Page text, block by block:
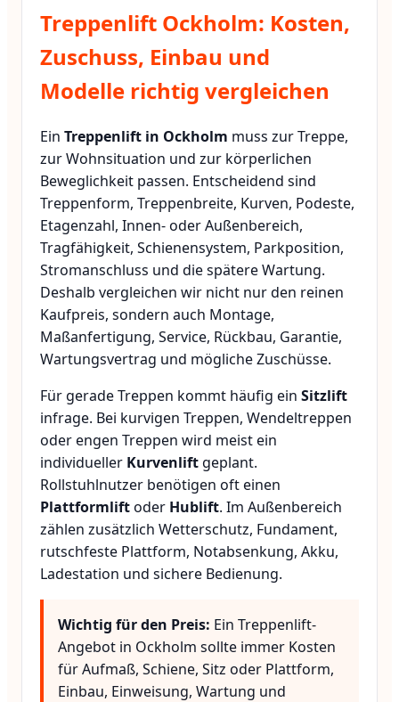
Treppenlift Ockholm: Kosten,
Zuschuss, Einbau und
Modelle richtig vergleichen
Ein Treppenlift in Ockholm muss zur Treppe,
zur Wohnsituation und zur körperlichen
Beweglichkeit passen. Entscheidend sind
Treppenform, Treppenbreite, Kurven, Podeste,
Etagenzahl, Innen- oder Außenbereich,
Tragfähigkeit, Schienensystem, Parkposition,
Stromanschluss und die spätere Wartung.
Deshalb vergleichen wir nicht nur den reinen
Kaufpreis, sondern auch Montage,
Maßanfertigung, Service, Rückbau, Garantie,
Wartungsvertrag und mögliche Zuschüsse.
Für gerade Treppen kommt häufig ein Sitzlift
infrage. Bei kurvigen Treppen, Wendeltreppen
oder engen Treppen wird meist ein
individueller Kurvenlift geplant.
Rollstuhlnutzer benötigen oft einen
Plattformliftoder Hublift. Im Außenbereich
zählen zusätzlich Wetterschutz, Fundament,
rutschfeste Plattform, Notabsenkung, Akku,
Ladestation und sichere Bedienung.
Wichtig für den Preis: Ein Treppenlift-
Angebot in Ockholm sollte immer Kosten
für Aufmaß, Schiene, Sitz oder Plattform,
Einbau, Einweisung, Wartung und